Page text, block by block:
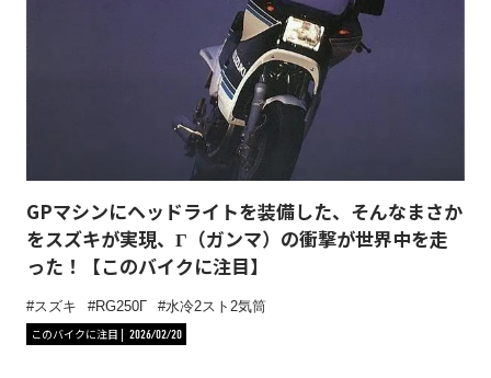
GPマシンにヘッドライトを装備した、そんなまさか
をスズキが実現、Γ（ガンマ）の衝撃が世界中を走
った！【このバイクに注目】
スズキ RG250Γ
水冷2スト2気筒
このバイクに注目
2026/02/20